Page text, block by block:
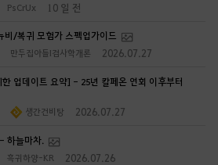
PsCrUx 10 일 전
비/복귀 모험가 스펙업가이드
만두집아들I검사학개론 2026.07.27
업데이트 요약] - 25년 칼페온 연회 이후부터
생간건비탕 2026.07.27
하늘마차.
흑귀하양-KR 2026.07.26